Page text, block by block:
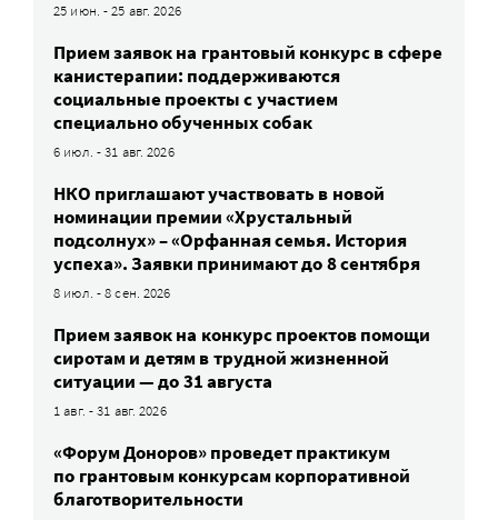
25 июн. - 25 авг. 2026
Прием заявок на грантовый конкурс в сфере
канистерапии: поддерживаются
социальные проекты с участием
специально обученных собак
6 июл. - 31 авг. 2026
НКО приглашают участвовать в новой
номинации премии «Хрустальный
подсолнух» – «Орфанная семья. История
успеха». Заявки принимают до 8 сентября
8 июл. - 8 сен. 2026
Прием заявок на конкурс проектов помощи
сиротам и детям в трудной жизненной
ситуации — до 31 августа
1 авг. - 31 авг. 2026
«Форум Доноров» проведет практикум
по грантовым конкурсам корпоративной
благотворительности